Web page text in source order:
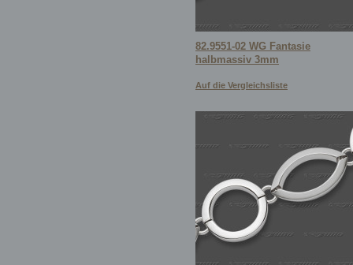
82.9551-02 WG Fantasie
halbmassiv 3mm
Auf die Vergleichsliste